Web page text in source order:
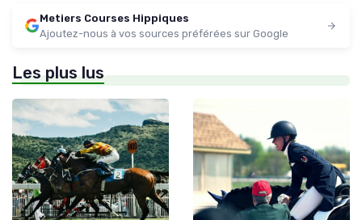
Metiers Courses Hippiques
Ajoutez-nous à vos sources préférées sur Google
Les plus lus